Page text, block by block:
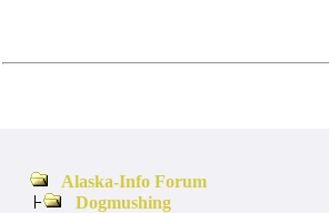
Alaska-Info Forum
Dogmushing